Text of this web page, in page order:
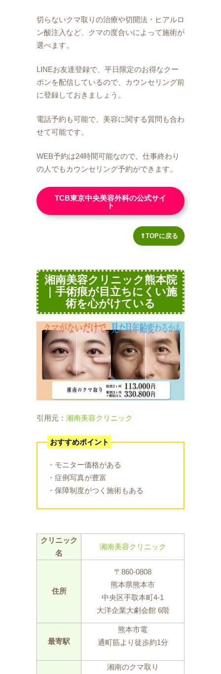
切らないクマ取りの治療や切開法・ヒアルロ
ン酸注入など、クマの度合いによって施術が
選べます。
LINEお友達登録で、平日限定のお得なクー
ポンを配信しているので、カウンセリング前
に登録しておきましょう。
電話予約も可能で、美容に関する質問も合わ
せて可能です。
WEB予約は24時間可能なので、仕事終わり
の人でもカウンセリング予約ができます。
TCB東京中央美容外科の公式サイ
ト
⇑TOPに戻る
湘南美容クリニック熊本院
｜手術痕が目立ちにくい施
術を心がけている
引用元： 湘南美容クリニック
おすすめポイント
・モニター価格がある
・症例写真が豊富
・保障制度がつく施術もある
クリニック
名
湘南美容クリニック
住所
〒860-0808
熊本県熊本市
中央区手取本町4-1
大洋企業大劇会館 6階
最寄駅
熊本市電
通町筋より徒歩約1分
湘南のクマ取り